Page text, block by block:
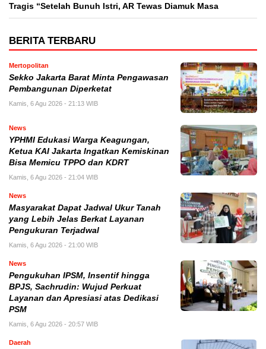
Tragis “Setelah Bunuh Istri, AR Tewas Diamuk Masa
BERITA TERBARU
Mertopolitan
Sekko Jakarta Barat Minta Pengawasan
Pembangunan Diperketat
Kamis, 6 Agu 2026 - 21:13 WIB
News
YPHMI Edukasi Warga Keagungan,
Ketua KAI Jakarta Ingatkan Kemiskinan
Bisa Memicu TPPO dan KDRT
Kamis, 6 Agu 2026 - 21:04 WIB
News
Masyarakat Dapat Jadwal Ukur Tanah
yang Lebih Jelas Berkat Layanan
Pengukuran Terjadwal
Kamis, 6 Agu 2026 - 21:00 WIB
News
Pengukuhan IPSM, Insentif hingga
BPJS, Sachrudin: Wujud Perkuat
Layanan dan Apresiasi atas Dedikasi
PSM
Kamis, 6 Agu 2026 - 20:57 WIB
Daerah